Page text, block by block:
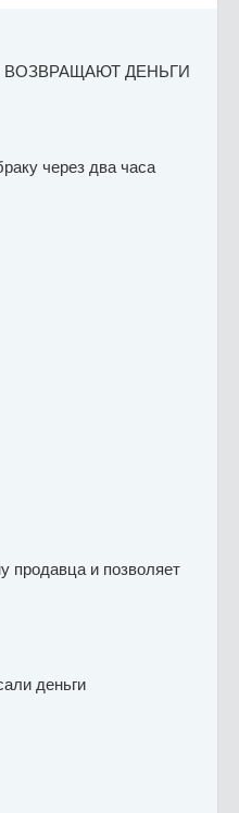
ДЕНЬГИ
через два часа
продавца и позволяет
деньги